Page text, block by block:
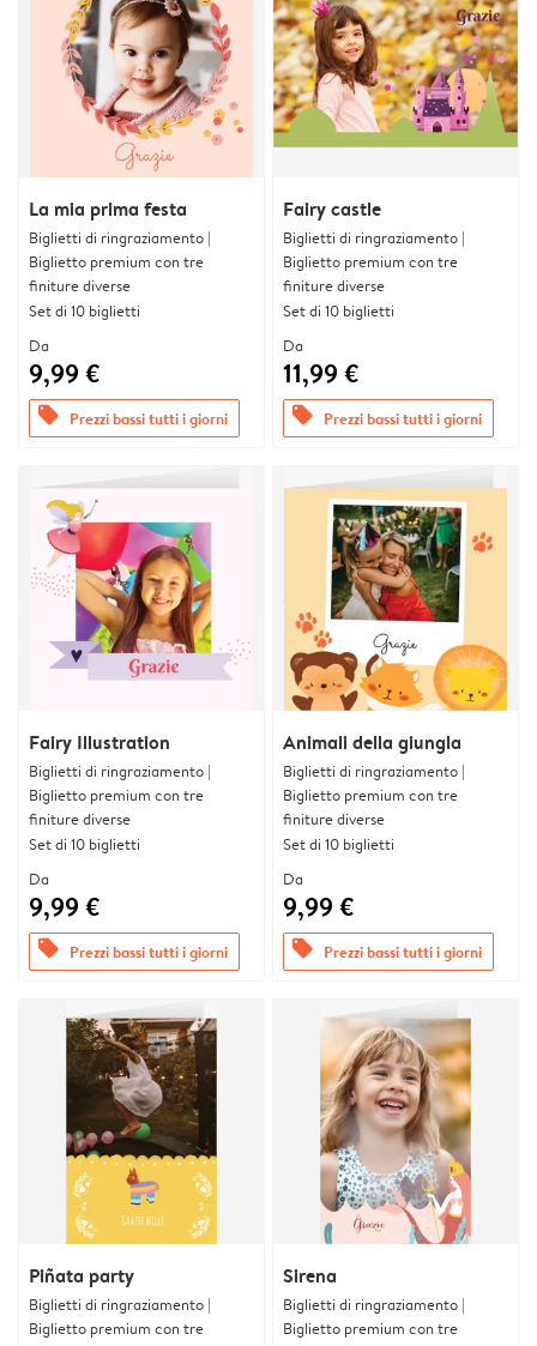
La mia prima festa
Biglietti di ringraziamento |
Biglietto premium con tre
finiture diverse
Set di 10 biglietti
Da
9,99 €
offers Prezzi bassi tutti i giorni
Fairy castle
Biglietti di ringraziamento |
Biglietto premium con tre
finiture diverse
Set di 10 biglietti
Da
11,99 €
offers Prezzi bassi tutti i giorni
Fairy Illustration
Biglietti di ringraziamento |
Biglietto premium con tre
finiture diverse
Set di 10 biglietti
Da
9,99 €
offers Prezzi bassi tutti i giorni
Animali della giungla
Biglietti di ringraziamento |
Biglietto premium con tre
finiture diverse
Set di 10 biglietti
Da
9,99 €
offers Prezzi bassi tutti i giorni
Piñata party
Biglietti di ringraziamento |
Biglietto premium con tre
Sirena
Biglietti di ringraziamento |
Biglietto premium con tre